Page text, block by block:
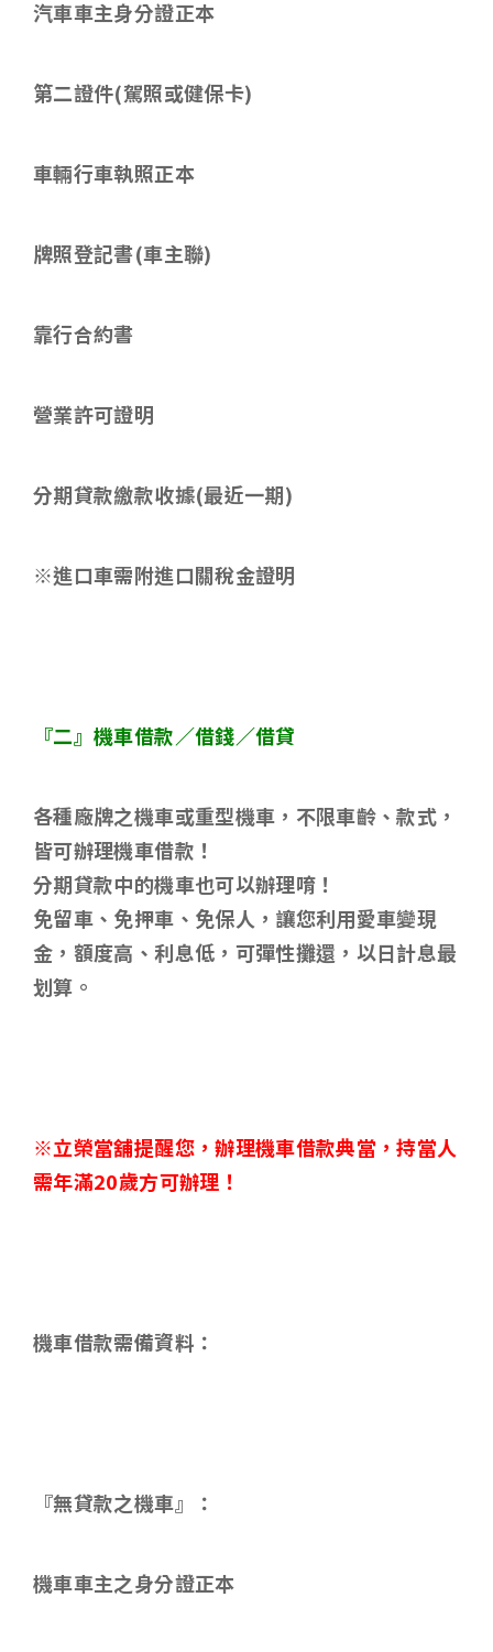
汽車車主身分證正本
第二證件(駕照或健保卡)
車輛行車執照正本
牌照登記書(車主聯)
靠行合約書
營業許可證明
分期貸款繳款收據(最近一期)
※進口車需附進口關稅金證明
『二』機車借款／借錢／借貸
各種廠牌之機車或重型機車，不限車齡、款式，
皆可辦理機車借款！
分期貸款中的機車也可以辦理唷！
免留車、免押車、免保人，讓您利用愛車變現
金，額度高、利息低，可彈性攤還，以日計息最
划算。
※立榮當舖提醒您，辦理機車借款典當，持當人
需年滿20歲方可辦理！
機車借款需備資料 ：
『無貸款之機車』：
機車車主之身分證正本